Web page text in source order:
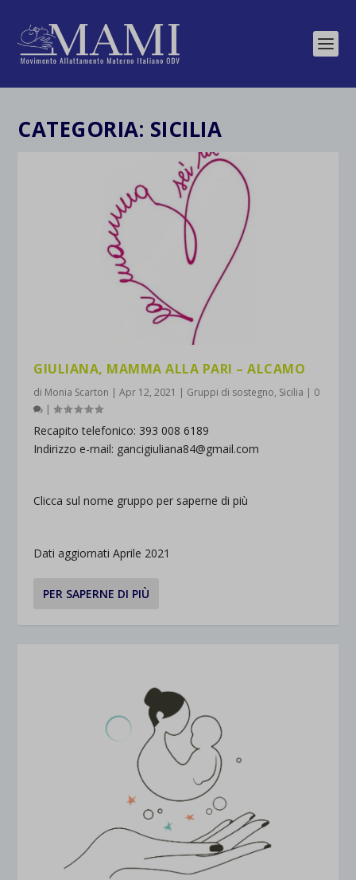
CATEGORIA: SICILIA
GIULIANA, MAMMA ALLA PARI – ALCAMO
di Monia Scarton |Apr 12, 2021 | Gruppi di sostegno, Sicilia | 0
|
Recapito telefonico: 393 008 6189
Indirizzo e-mail: gancigiuliana84@gmail.com
Clicca sul nome gruppo per saperne di più
Dati aggiornati Aprile 2021
PER SAPERNE DI PIÙ